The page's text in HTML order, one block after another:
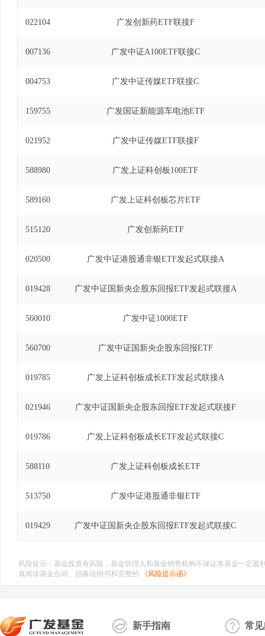
022104 广发创新药ETF联接F
007136 广发中证A100ETF联接C
004753 广发中证传媒ETF联接C
159755 广发国证新能源车电池ETF
021952 广发中证传媒ETF联接F
588980 广发上证科创板100ETF
589160 广发上证科创板芯片ETF
515120 广发创新药ETF
020500 广发中证港股通非银ETF发起式联接A
019428 广发中证国新央企股东回报ETF发起式联接A
560010 广发中证1000ETF
560700 广发中证国新央企股东回报ETF
019785 广发上证科创板成长ETF发起式联接A
021946 广发中证国新央企股东回报ETF发起式联接F
019786 广发上证科创板成长ETF发起式联接C
588110 广发上证科创板成长ETF
513750 广发中证港股通非银ETF
019429 广发中证国新央企股东回报ETF发起式联接C
风险提示：基金投资有风险，基金管理人和基金销售机构不保证本基金一定
真阅读基金合同、招募说明书和完整的
《风险提示函》
新手指南 常